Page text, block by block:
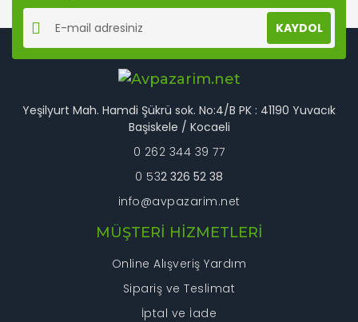
Gönder
KAYDOL
Yeşilyurt Mah. Hamdi Şükrü sok. No:4/B PK : 41190 Yuvacık
Başiskele / Kocaeli
0 262 344 39 77
0 532 326 52 38
info@avpazarim.net
MÜŞTERİ HİZMETLERİ
Online Alışveriş Yardım
Sipariş ve Teslimat
İptal ve İade